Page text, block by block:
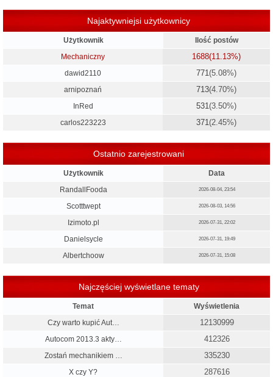
Najaktywniejsi użytkownicy
Użytkownik
Ilość postów
Mechaniczny
1688(11.13%)
dawid2110 771 (5.08%)
arnipoznań 713(4.70%)
InRed 531 (3.50%)
carlos223223 371 (2.45%)
Ostatnio zarejestrowani
Użytkownik
Data
RandallFooda
2026-08-04, 23:54
Scotttwept 2026-08-03, 14:56
Izimoto.pl 2026-07-31, 22:02
Danielsycle 2026-07-31, 19:49
Albertchoow 2026-07-31, 15:08
Najczęściej wyświetlane tematy
Temat
Wyświetlenia
Czy warto kupić Aut…
12130999
Autocom 2013.3 akty… 412326
Zostań mechanikiem … 335230
X czy Y? 287616